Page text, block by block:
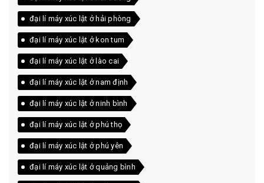
đại lí máy xúc lật ở hải phòng
đại lí máy xúc lật ở kon tum
đại lí máy xúc lật ở lào cai
đại lí máy xúc lật ở nam định
đại lí máy xúc lật ở ninh bình
đại lí máy xúc lật ở phú thọ
đại lí máy xúc lật ở phú yên
đại lí máy xúc lật ở quảng bình